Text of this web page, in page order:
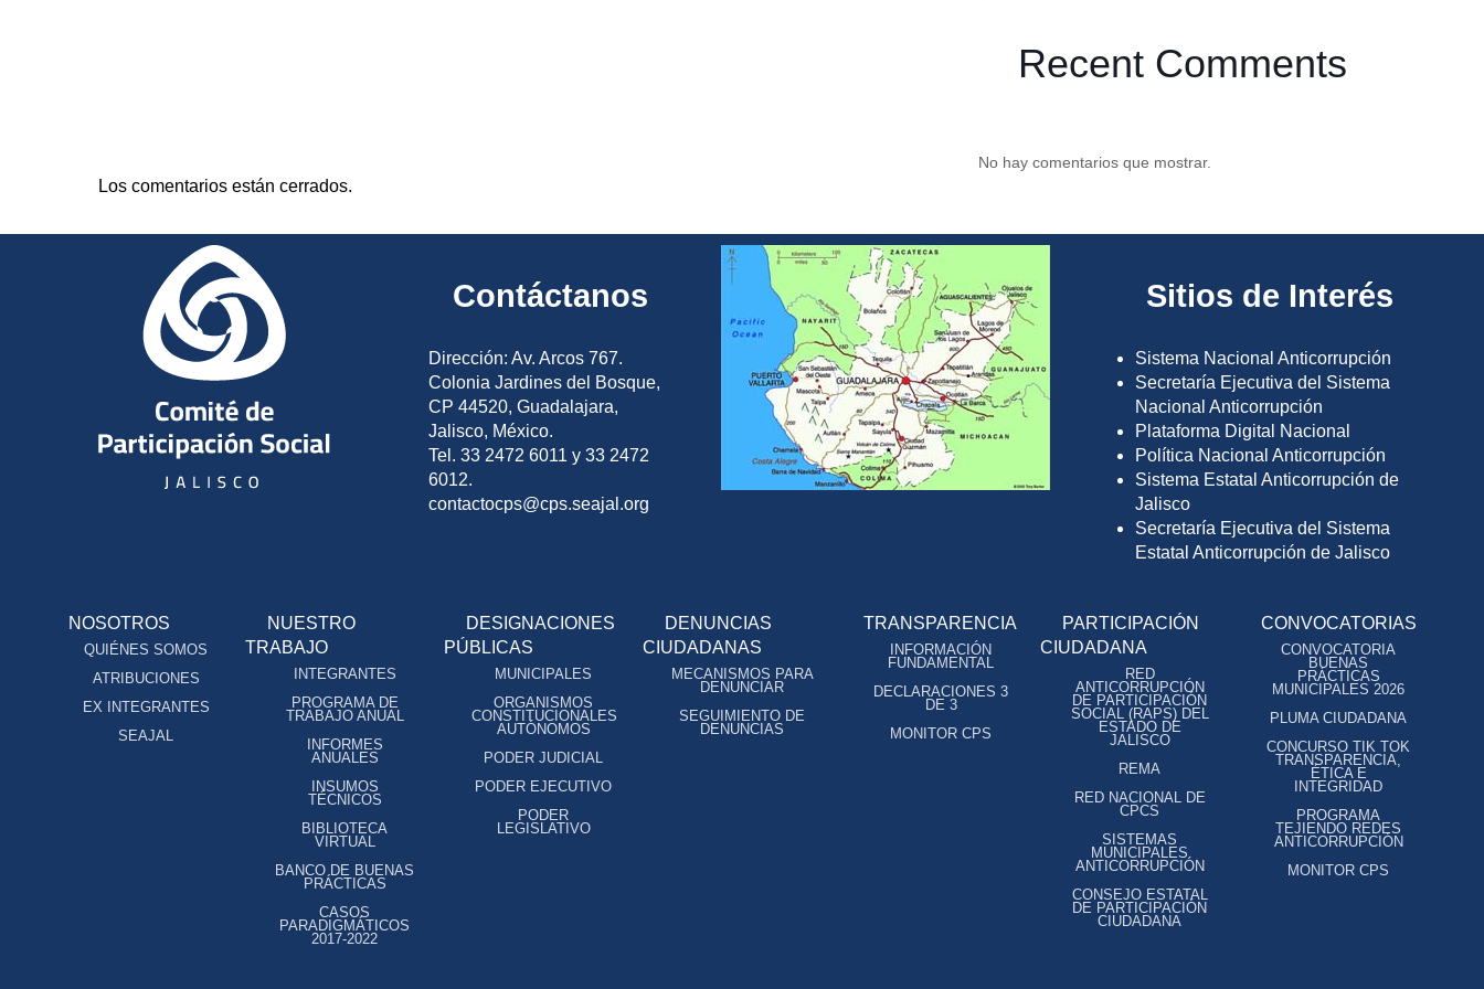
Recent Comments
No hay comentarios que mostrar.
Los comentarios están cerrados.
Contáctanos
Dirección: Av. Arcos 767.
Colonia Jardines del Bosque,
CP 44520, Guadalajara,
Jalisco, México.
Tel. 33 2472 6011 y 33 2472
6012.
contactocps@cps.seajal.org
Sitios de Interés
Sistema Nacional Anticorrupción
Secretaría Ejecutiva del Sistema
Nacional Anticorrupción
Plataforma Digital Nacional
Política Nacional Anticorrupción
Sistema Estatal Anticorrupción de
Jalisco
Secretaría Ejecutiva del Sistema
Estatal Anticorrupción de Jalisco
NOSOTROS
QUIÉNES SOMOS
ATRIBUCIONES
EX INTEGRANTES
SEAJAL
NUESTRO
TRABAJO
INTEGRANTES
PROGRAMA DE
TRABAJO ANUAL
INFORMES
ANUALES
INSUMOS
TÉCNICOS
BIBLIOTECA
VIRTUAL
BANCO DE BUENAS
PRÁCTICAS
CASOS
PARADIGMÁTICOS
2017-2022
DESIGNACIONES
PÚBLICAS
MUNICIPALES
ORGANISMOS
CONSTITUCIONALES
AUTÓNOMOS
PODER JUDICIAL
PODER EJECUTIVO
PODER
LEGISLATIVO
DENUNCIAS
CIUDADANAS
MECANISMOS PARA
DENUNCIAR
SEGUIMIENTO DE
DENUNCIAS
TRANSPARENCIA
INFORMACIÓN
FUNDAMENTAL
DECLARACIONES 3
DE 3
MONITOR CPS
PARTICIPACIÓN
CIUDADANA
RED
ANTICORRUPCIÓN
DE PARTICIPACIÓN
SOCIAL (RAPS) DEL
ESTADO DE
JALISCO
REMA
RED NACIONAL DE
CPCS
SISTEMAS
MUNICIPALES
ANTICORRUPCIÓN
CONSEJO ESTATAL
DE PARTICIPACIÓN
CIUDADANA
CONVOCATORIAS
CONVOCATORIA
BUENAS
PRÁCTICAS
MUNICIPALES 2026
PLUMA CIUDADANA
CONCURSO TIK TOK
TRANSPARENCIA,
ÉTICA E
INTEGRIDAD
PROGRAMA
TEJIENDO REDES
ANTICORRUPCIÓN
MONITOR CPS